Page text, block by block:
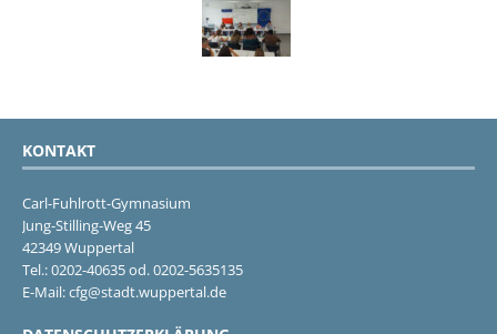
KONTAKT
Carl-Fuhlrott-Gymnasium
Jung-Stilling-Weg 45
42349 Wuppertal
Tel.: 0202-40635 od. 0202-5635135
E-Mail: cfg@stadt.wuppertal.de